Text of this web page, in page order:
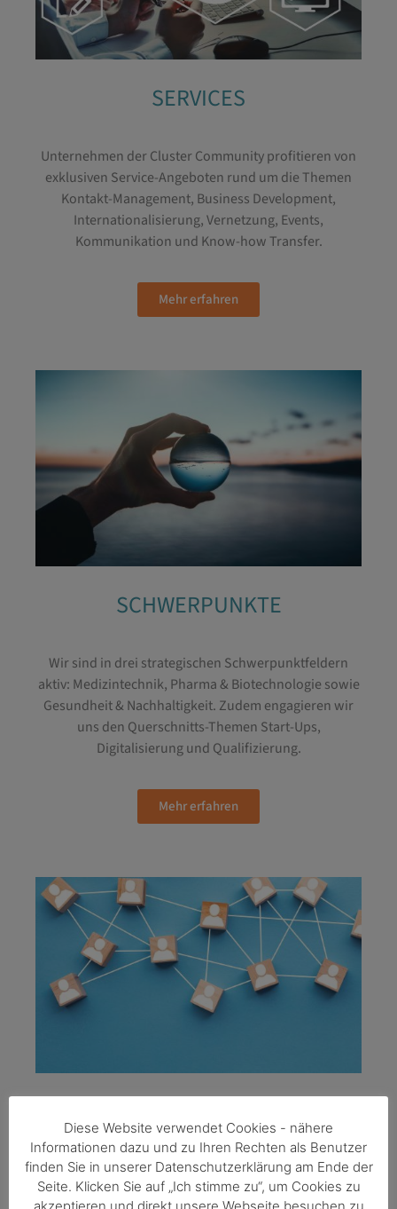
SERVICES
Unternehmen der Cluster Community profitieren von
exklusiven Service-Angeboten rund um die Themen
Kontakt-Management, Business Development,
Internationalisierung, Vernetzung, Events,
Kommunikation und Know-how Transfer.
Mehr erfahren
SCHWERPUNKTE
Wir sind in drei strategischen Schwerpunktfeldern
aktiv: Medizintechnik, Pharma & Biotechnologie sowie
Gesundheit & Nachhaltigkeit. Zudem engagieren wir
uns den Querschnitts-Themen Start-Ups,
Digitalisierung und Qualifizierung.
Mehr erfahren
Mit Know-how in u.a. Betriebswirtschaft,
Biotechnologie, Controlling, Elektrotechnik,
Diese Website verwendet Cookies - nähere
Informationen dazu und zu Ihren Rechten als Benutzer
finden Sie in unserer Datenschutzerklärung am Ende der
Seite. Klicken Sie auf „Ich stimme zu“, um Cookies zu
akzeptieren und direkt unsere Webseite besuchen zu